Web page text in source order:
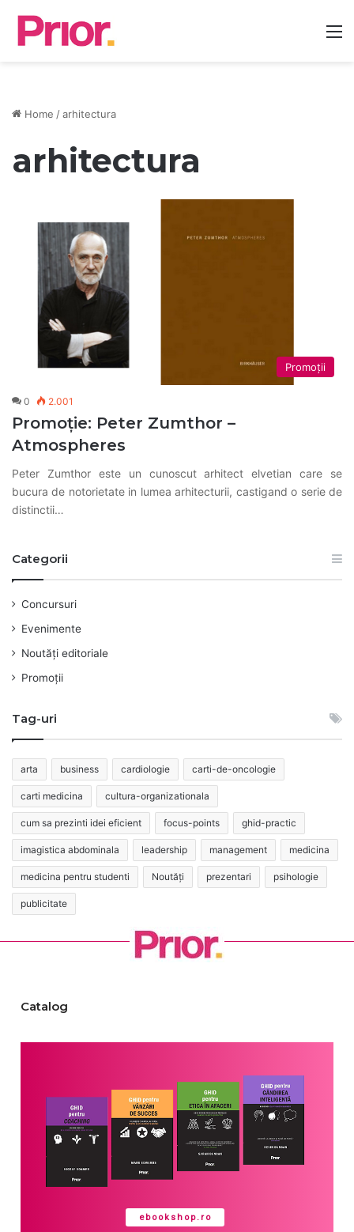
Home /arhitectura
arhitectura
Promoții
0 2.001
Promoție: Peter Zumthor –
Atmospheres
Peter Zumthor este un cunoscut arhitect elvetian care se
bucura de notorietate in lumea arhitecturii, castigand o serie de
distinctii…
Categorii
Concursuri
Evenimente
Noutăți editoriale
Promoții
Tag-uri
arta business cardiologie carti-de-oncologie
carti medicina cultura-organizationala
cum sa prezinti idei eficient focus-points ghid-practic
imagistica abdominala leadership management medicina
medicina pentru studenti Noutăți prezentari psihologie
publicitate
Catalog
ebookshop.ro